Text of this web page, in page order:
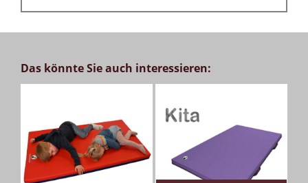
Das könnte Sie auch interessieren: